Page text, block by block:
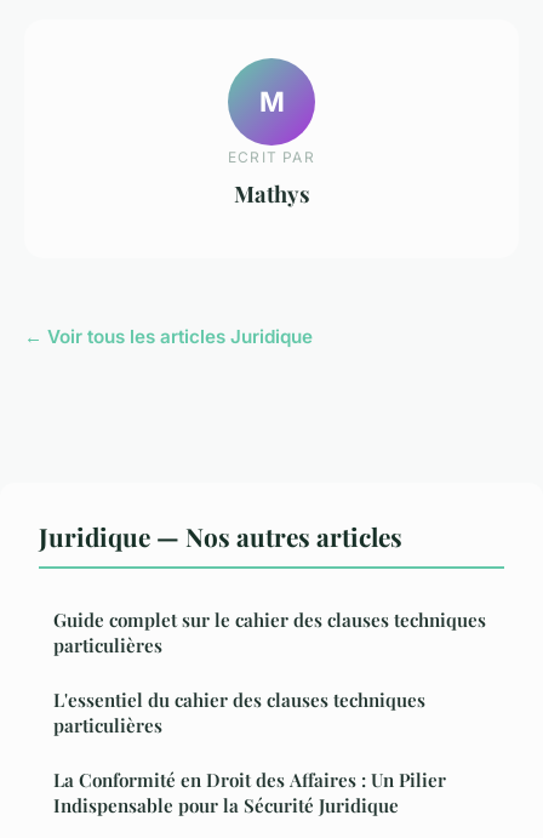
M
ECRIT PAR
Mathys
← Voir tous les articles Juridique
Juridique — Nos autres articles
Guide complet sur le cahier des clauses techniques
particulières
L'essentiel du cahier des clauses techniques
particulières
La Conformité en Droit des Affaires : Un Pilier
Indispensable pour la Sécurité Juridique